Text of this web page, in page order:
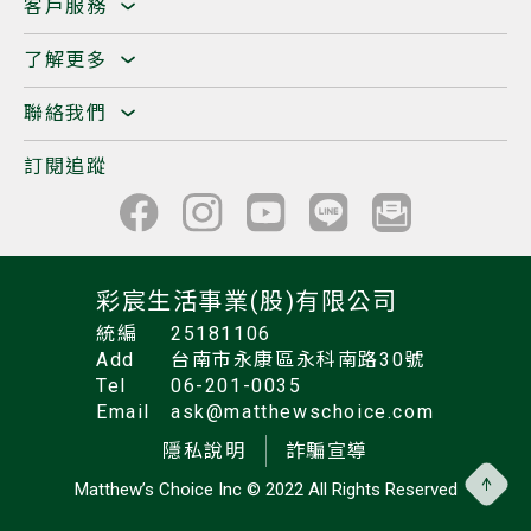
客戶服務
了解更多
聯絡我們
訂閱追蹤
彩宸生活事業(股)有限公司
統編
25181106
Add
台南市永康區永科南路30號
Tel
06-201-0035
Email
ask@matthewschoice.com
隱私說明
詐騙宣導
Matthew’s Choice Inc © 2022 All Rights Reserved